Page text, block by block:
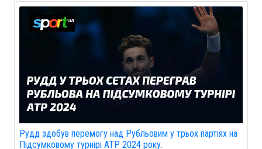
Рудд здобув перемогу над Рубльовим у трьох партіях на
Підсумковому турнірі АТР 2024 року.